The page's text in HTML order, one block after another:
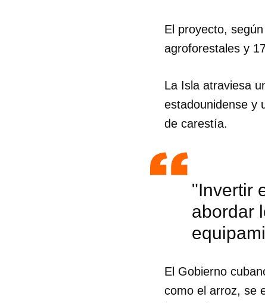
El proyecto,
agroforestales y
La Isla atraviesa
estadounidense y
de carestía.
"Invertir
abordar
El Gobierno
como el arroz, se